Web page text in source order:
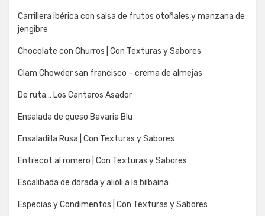
Carrillera ibérica con salsa de frutos otoñales y manzana de
jengibre
Chocolate con Churros | Con Texturas y Sabores
Clam Chowder san francisco – crema de almejas
De ruta… Los Cantaros Asador
Ensalada de queso Bavaria Blu
Ensaladilla Rusa | Con Texturas y Sabores
Entrecot al romero | Con Texturas y Sabores
Escalibada de dorada y alioli a la bilbaina
Especias y Condimentos | Con Texturas y Sabores